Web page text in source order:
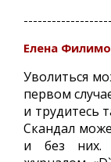
Елена
Уволиться
первом
и трудитесь
Скандал
и без них.